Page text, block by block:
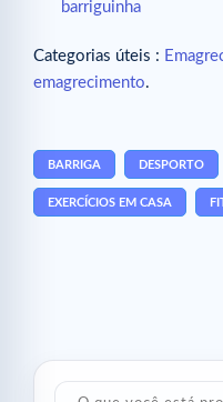
barriguinha
Categorias úteis :
emagrecimento.
BARRIGA DESPORTO
EXERCÍCIOS EM CASA